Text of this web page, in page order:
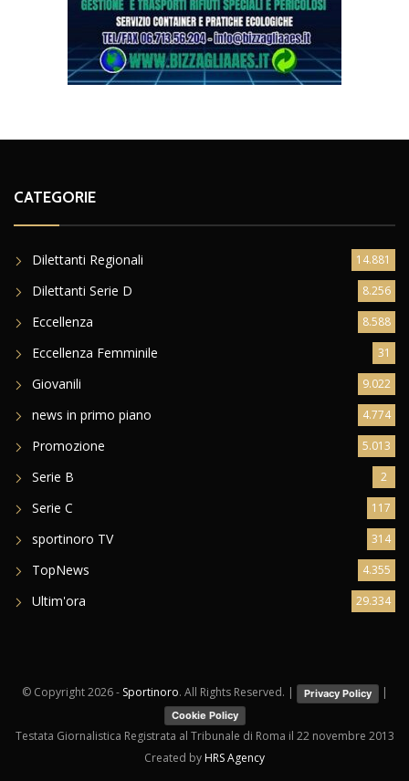
CATEGORIE
Dilettanti Regionali 14.881
Dilettanti Serie D 8.256
Eccellenza 8.588
Eccellenza Femminile 31
Giovanili 9.022
news in primo piano 4.774
Promozione 5.013
Serie B 2
Serie C 117
sportinoro TV 314
TopNews 4.355
Ultim'ora 29.334
© Copyright2026 - Sportinoro. All Rights Reserved. | Privacy Policy
Cookie Policy
Testata Giornalistica Registrata al Tribunale di Roma il 22 novembre 2013
Created by HRS Agency